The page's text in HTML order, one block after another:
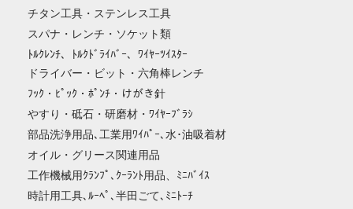
チタン工具・ステンレス工具
スパナ・レンチ・ソケット類
ﾄﾙｸﾚﾝﾁ、ﾄﾙｸﾄﾞﾗｲﾊﾞｰ、ﾜｲﾔｰﾂｲｽﾀｰ
ドライバー・ビット・六角棒レンチ
ﾌｯｸ・ﾋﾟｯｸ・ﾎﾟﾝﾁ・けがき針
やすり・砥石・研磨材・ﾜｲﾔｰﾌﾞﾗｼ
部品洗浄用品､工業用ﾜｲﾊﾟｰ､水･油吸着材
オイル・グリース関連用品
工作機械用ｸﾗﾝﾌﾟ､ｸｰﾗﾝﾄ用品、ﾐﾆﾊﾞｲｽ
時計用工具､ﾙｰﾍﾟ､半田ごて､ﾐﾆﾄｰﾁ